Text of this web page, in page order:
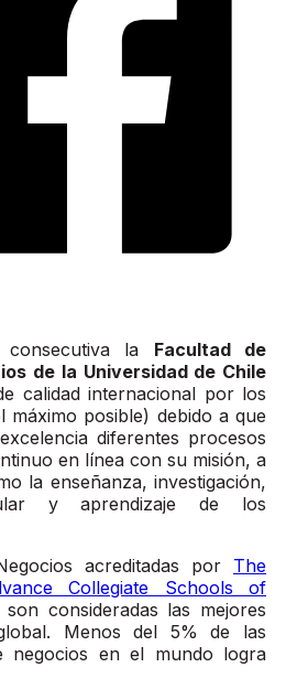
la Facultad de
de la Universidad de Chile
calidad internacional por los
máximo posible) debido a que
diferentes procesos
en línea con su misión, a
la enseñanza, investigación,
y aprendizaje de los
acreditadas por The
Collegiate Schools of
son consideradas las mejores
Menos del 5% de las
negocios en el mundo logra